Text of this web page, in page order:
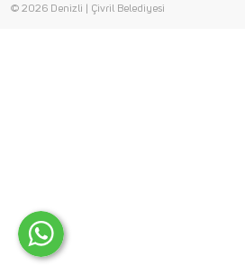
© 2026 Denizli | Çivril Belediyesi